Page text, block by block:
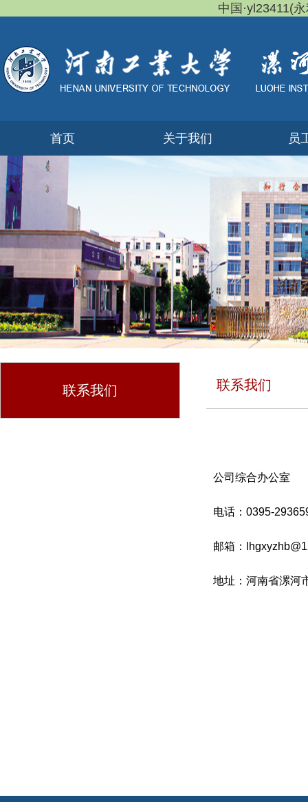
中国·yl23411(
首页 关于我们 员
联系我们 联系我们
公司综合办公室
电话：0395-
邮箱：
地址：河南省漯河